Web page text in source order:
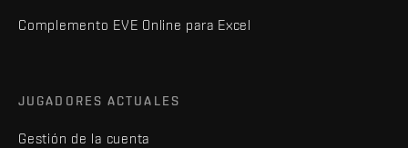
Complemento EVE Online para Excel
JUGADORES ACTUALES
Gestión de la cuenta